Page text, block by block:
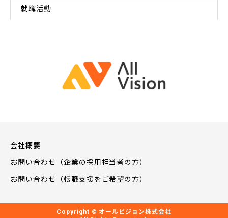
就職活動
会社概要
お問い合わせ（企業の採用担当者の方）
お問い合わせ（転職支援をご希望の方）
Copyright © オールビジョン株式会社